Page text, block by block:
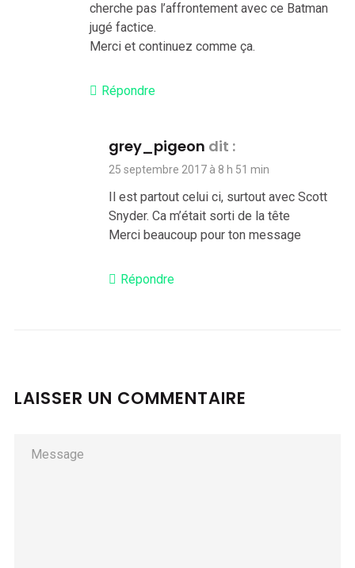
cherche pas l’affrontement avec ce Batman
jugé factice.
Merci et continuez comme ça.
Répondre
grey_pigeon dit :
25 septembre 2017 à 8 h 51 min
Il est partout celui ci, surtout avec Scott
Snyder. Ca m’était sorti de la tête
Merci beaucoup pour ton message
Répondre
LAISSER UN COMMENTAIRE